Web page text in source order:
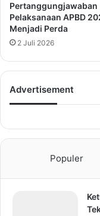
Pertanggungjawaban
Pelaksanaan APBD
Menjadi Perda
2 Juli 2026
Advertisement
Populer